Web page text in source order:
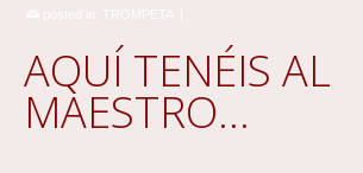
AQUÍ TENÉIS AL
MAESTRO…